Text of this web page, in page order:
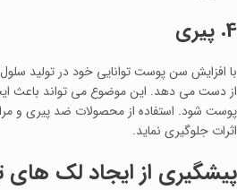
4. پیری
با افزایش سن پوست توانایی خود در تولید
از دست می‌ دهد. این موضوع می‌ تواند باعث
پوست شود. استفاده از محصولات ضد پیری و
اثرات جلوگیری نماید.
پیشگیری از ایجاد لک‌ های